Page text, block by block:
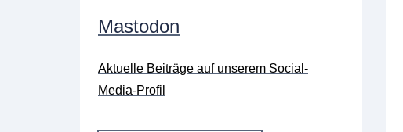
Mastodon
Aktuelle Beiträge auf unserem Social-
Media-Profil